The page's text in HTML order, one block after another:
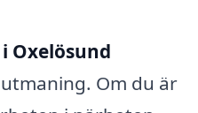
Oxelösund
Om du är